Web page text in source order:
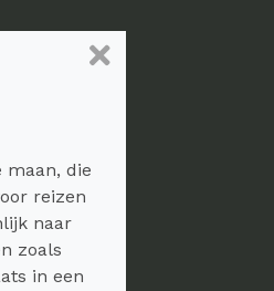
maan, die
reizen
naar
zoals
in een